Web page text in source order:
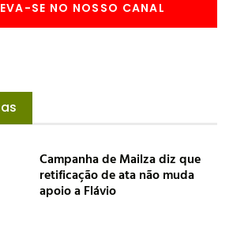
SE NO NOSSO CANAL
Campanha de Mailza diz que
retificação de ata não muda
apoio a Flávio